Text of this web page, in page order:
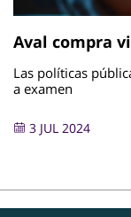
Aval compra
Las políticas
a examen
3 JUL 2024